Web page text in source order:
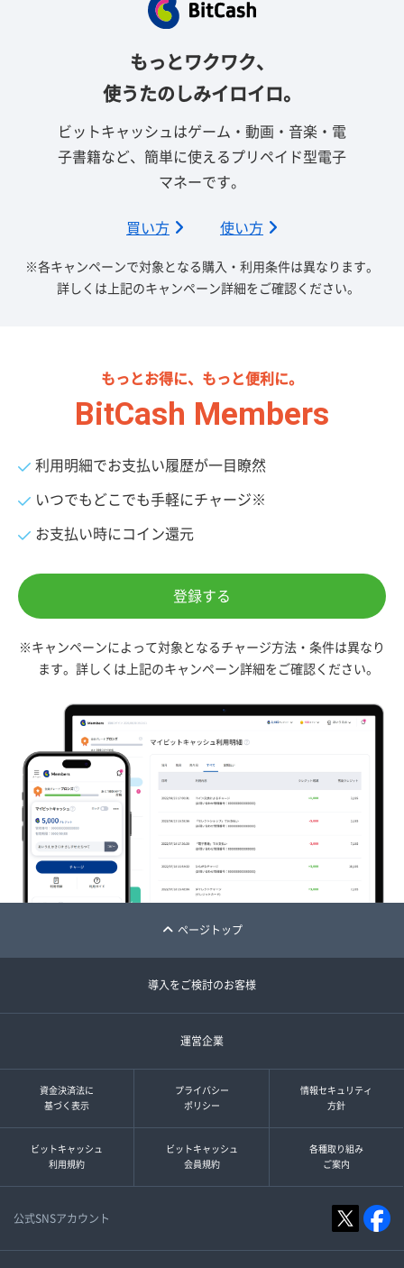
もっとワクワク、
使うたのしみイロイロ。
ビットキャッシュはゲーム・動画・音楽・電
子書籍など、簡単に使えるプリペイド型電子
マネーです。
買い方 使い方
※各キャンペーンで対象となる購入・利用条件は異なります。
詳しくは上記のキャンペーン詳細をご確認ください。
もっとお得に、もっと便利に。
BitCash Members
利用明細でお支払い履歴が一目瞭然
いつでもどこでも手軽にチャージ※
お支払い時にコイン還元
登録する
※キャンペーンによって対象となるチャージ方法・条件は異なり
ます。詳しくは上記のキャンペーン詳細をご確認ください。
ページトップ
導入をご検討のお客様
運営企業
資金決済法に
基づく表示
プライバシー
ポリシー
情報セキュリティ
方針
ビットキャッシュ
利用規約
ビットキャッシュ
会員規約
各種取り組み
ご案内
公式SNSアカウント